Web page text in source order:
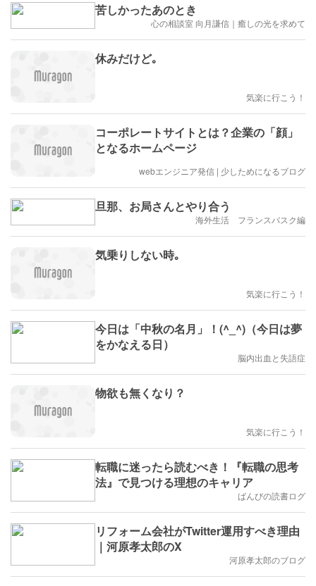
苦しかったあのとき
心の相談室 向月謙信｜癒しの光を求めて
休みだけど｡
気楽に行こう！
コーポレートサイトとは？企業の「顔」
となるホームページ
webエンジニア発信 | 少しためになるブログ
旦那、お局さんとやり合う
海外生活 フランスバスク編
気乗りしない時｡
気楽に行こう！
今日は「中秋の名月」！(^_^)（今日は夢
をかなえる日）
脳内出血と失語症
物欲も無くなり？
気楽に行こう！
転職に迷ったら読むべき！『転職の思考
法』で見つける理想のキャリア
ばんびの読書ログ
リフォーム会社がTwitter運用すべき理由
｜河原孝太郎のX
河原孝太郎のブログ